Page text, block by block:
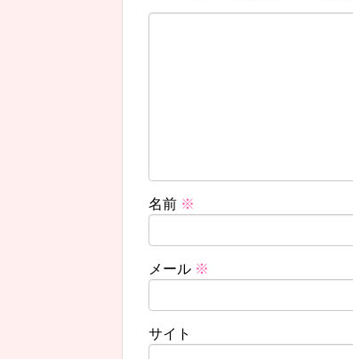
名前 ※
メール ※
サイト